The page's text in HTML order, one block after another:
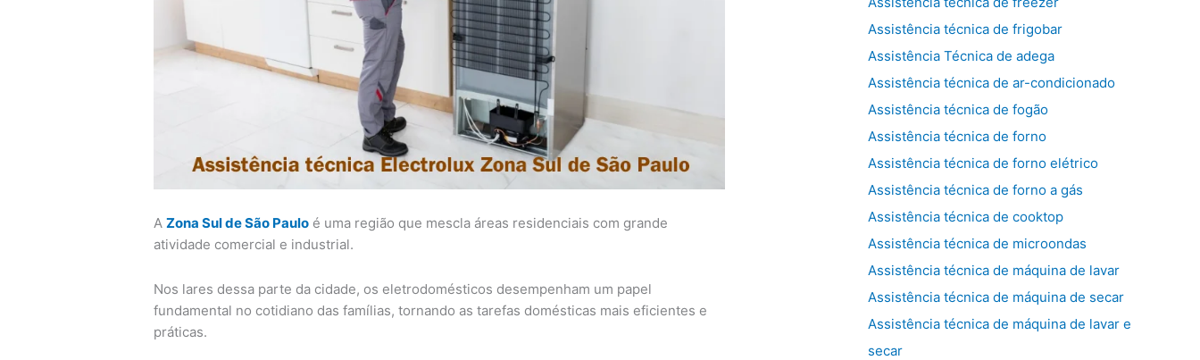
AZona Sul de São Paulo é uma região que mescla áreas residenciais com grande
atividade comercial e industrial.
Nos lares dessa parte da cidade, os eletrodomésticos desempenham um papel
fundamental no cotidiano das famílias, tornando as tarefas domésticas mais eficientes e
práticas.
Assistência técnica de frigobar
Assistência Técnica de adega
Assistência técnica de ar-condicionado
Assistência técnica de fogão
Assistência técnica de forno
Assistência técnica de forno elétrico
Assistência técnica de forno a gás
Assistência técnica de cooktop
Assistência técnica de microondas
Assistência técnica de máquina de lavar
Assistência técnica de máquina de secar
Assistência técnica de máquina de lavar e
secar